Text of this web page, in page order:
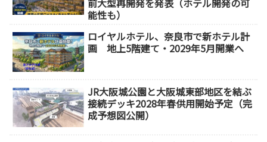
能性も）
ロイヤルホテル、奈良市で新ホテル計
画 地上5階建て・2029年5月開業へ
JR大阪城公園と大阪城東部地区を結ぶ
接続デッキ2028年春供用開始予定（完
成予想図公開）